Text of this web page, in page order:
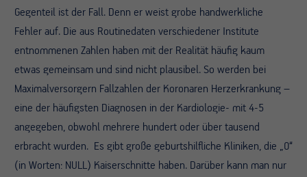
Gegenteil ist der Fall. Denn er weist grobe handwerkliche
Fehler auf. Die aus Routinedaten verschiedener Institute
entnommenen Zahlen haben mit der Realität häufig kaum
etwas gemeinsam und sind nicht plausibel. So werden bei
Maximalversorgern Fallzahlen der Koronaren Herzerkrankung –
eine der häufigsten Diagnosen in der Kardiologie- mit 4-5
angegeben, obwohl mehrere hundert oder über tausend
erbracht wurden. Es gibt große geburtshilfliche Kliniken, die „0“
(in Worten: NULL) Kaiserschnitte haben. Darüber kann man nur